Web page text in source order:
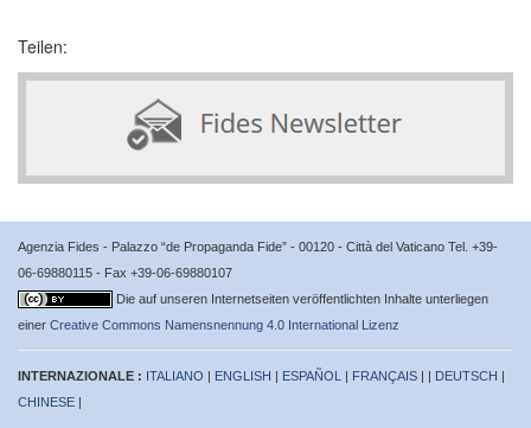
Teilen:
Agenzia Fides - Palazzo “de Propaganda Fide” - 00120 - Città del Vaticano Tel. +39-
06-69880115 - Fax +39-06-69880107
Die auf unseren Internetseiten veröffentlichten Inhalte unterliegen
einer Creative Commons Namensnennung 4.0 International Lizenz
INTERNAZIONALE : ITALIANO | ENGLISH | ESPAÑOL | FRANÇAIS | | DEUTSCH |
CHINESE |